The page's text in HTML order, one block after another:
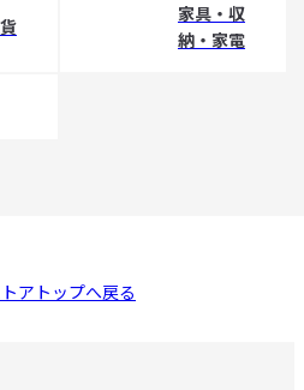
家具・収
納・家電
アトップへ戻る